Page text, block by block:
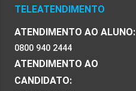
TELEATENDIMENTO
ATENDIMENTO AO ALUNO:
0800 940 2444
ATENDIMENTO AO
CANDIDATO: